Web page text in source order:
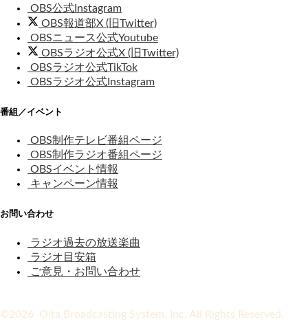
OBS公式Instagram
OBS報道部X (旧Twitter)
OBSニュース公式Youtube
OBSラジオ公式X (旧Twitter)
OBSラジオ公式TikTok
OBSラジオ公式Instagram
番組／イベント
OBS制作テレビ番組ページ
OBS制作ラジオ番組ページ
OBSイベント情報
キャンペーン情報
お問い合わせ
ラジオ過去の放送楽曲
ラジオ目安箱
ご意見・お問い合わせ
©2026 Oita Broadcasting System, Inc. All Rights Reserved.